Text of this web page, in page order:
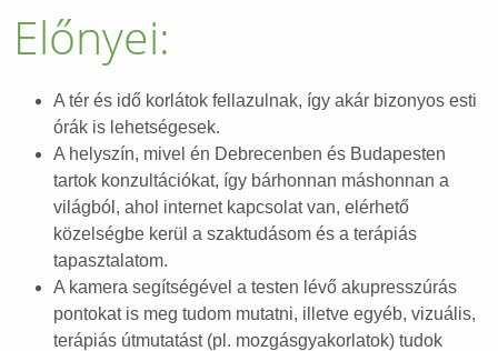
Előnyei:
A tér és idő korlátok fellazulnak, így akár bizonyos esti
órák is lehetségesek.
A helyszín, mivel én Debrecenben és Budapesten
tartok konzultációkat, így bárhonnan máshonnan a
világból, ahol internet kapcsolat van, elérhető
közelségbe kerül a szaktudásom és a terápiás
tapasztalatom.
A kamera segítségével a testen lévő akupresszúrás
pontokat is meg tudom mutatni, illetve egyéb, vizuális,
terápiás útmutatást (pl. mozgásgyakorlatok) tudok